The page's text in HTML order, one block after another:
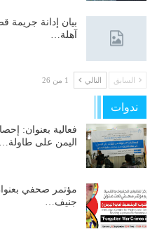
بيان إدانة جريمة
آهلة…
السابق التالي 1 من 26
ندوات
اليمن على طاولة…
مؤتمر صحفي
جنيف…